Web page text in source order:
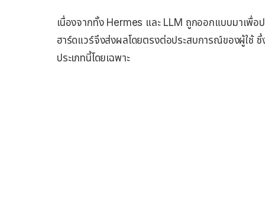
เนื่องจากทั้ง Hermes และ LLM ถูกออกแบบมาเพื่
ฮาร์ดแวร์จึงส่งผลโดยตรงต่อประสบการณ์ของผู้ใช้
ประเภทนี้โดยเฉพาะ